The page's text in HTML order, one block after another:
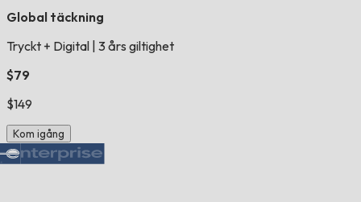
Global täckning
Tryckt + Digital 3 års giltighet
$79
$149
Kom igång